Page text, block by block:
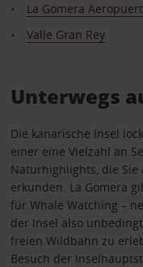
La Gomera
Valle Gran Rey
Unterwegs
Die kanarische Insel
einer eine Vielzahl an
Naturhighlights, die
erkunden. La Gomera
für Whale Watching –
der Insel also
freien Wildbahn zu
Besuch der